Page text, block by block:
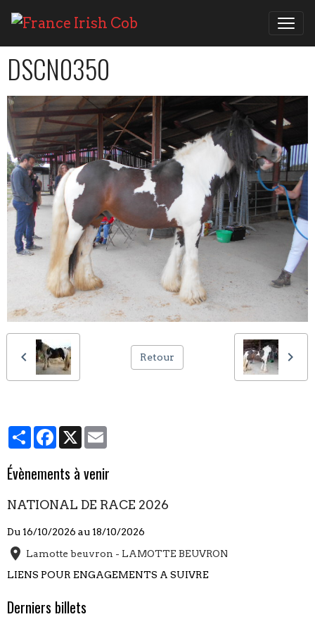
DSCN0350
Retour
PartagerFacebook
X
Évènements à venir
NATIONAL DE RACE 2026
Du 16/10/2026 au 18/10/2026
Lamotte beuvron - LAMOTTE BEUVRON
LIENS POUR ENGAGEMENTS A SUIVRE
Derniers billets